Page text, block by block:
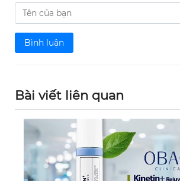
Bình luận
Bài viết liên quan